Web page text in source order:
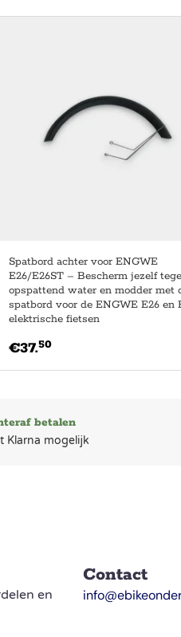
Spatbord achter voor ENGWE
E26/E26ST – Bescherm jezelf
opspattend water en modder met
spatbord voor de ENGWE E26 en
elektrische fietsen
€37.50
betalen
Klarna mogelijk
en
Contact